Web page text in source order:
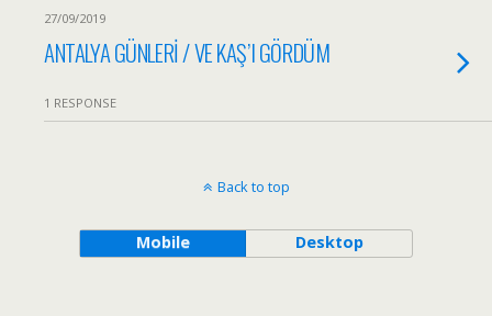
27/09/2019
ANTALYA GÜNLERİ / VE KAŞ’I GÖRDÜM
1 RESPONSE
Back to top
Mobile Desktop